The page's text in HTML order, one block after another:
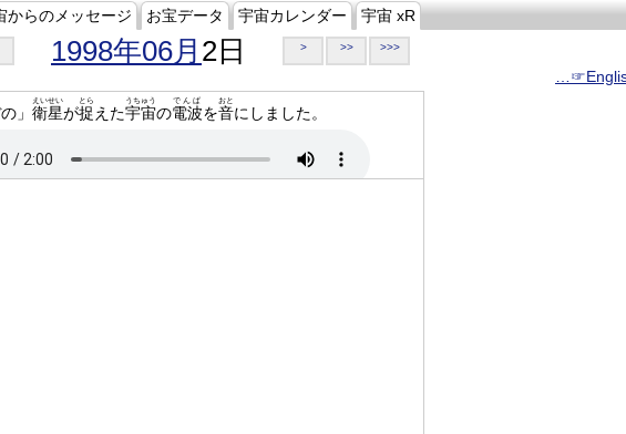
からのメッセージ お宝データ 宇宙カレンダー 宇宙 xR
1998年06月 2日 > >> >>>
」 衛星
えいせい
が捉
とら
えた宇宙
うちゅう
の電波
でんぱ
を音
おと
にしました。